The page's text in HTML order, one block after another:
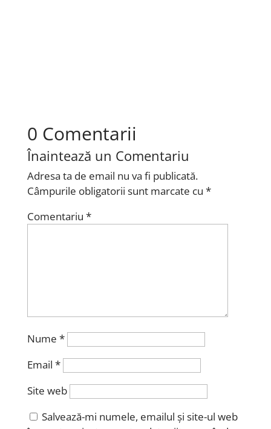
0 Comentarii
Înaintează un Comentariu
Adresa ta de email nu va fi publicată.
Câmpurile obligatorii sunt marcate cu *
Comentariu *
Nume *
Email *
Site web
Salvează-mi numele, emailul și site-ul web